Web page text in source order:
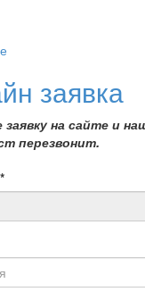
заявка
на сайте и
перезвонит.
*